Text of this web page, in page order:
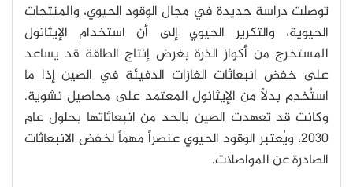
توصلت دراسة جديدة في مجال الوقود الحيوي، والمنتجات
الحيوية، والتكرير الحيوي إلى أن استخدام الإيثانول
المستخرج من أكواز الذرة بغرض إنتاج الطاقة قد يساعد
على خفض انبعاثات الغازات الدفيئة في الصين إذا ما
استُخدِم بدلاً من الإيثانول المعتمد على محاصيل نشوية.
وكانت قد تعهدت الصين بالحد من انبعاثاتها بحلول عام
2030، ويُعتبر الوقود الحيوي عنصراً مهماً لخفض الانبعاثات
الصادرة عن المواصلات.